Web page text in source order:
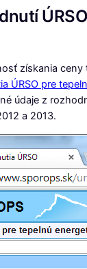
získania ceny
ÚRSO pre
údaje z
a 2013.